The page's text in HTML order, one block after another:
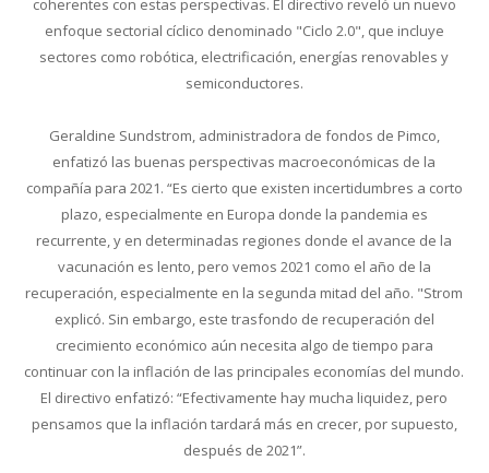
coherentes con estas perspectivas. El directivo reveló un nuevo
enfoque sectorial cíclico denominado "Ciclo 2.0", que incluye
sectores como robótica, electrificación, energías renovables y
semiconductores.
Geraldine Sundstrom, administradora de fondos de Pimco,
enfatizó las buenas perspectivas macroeconómicas de la
compañía para 2021. “Es cierto que existen incertidumbres a corto
plazo, especialmente en Europa donde la pandemia es
recurrente, y en determinadas regiones donde el avance de la
vacunación es lento, pero vemos 2021 como el año de la
recuperación, especialmente en la segunda mitad del año. "Strom
explicó. Sin embargo, este trasfondo de recuperación del
crecimiento económico aún necesita algo de tiempo para
continuar con la inflación de las principales economías del mundo.
El directivo enfatizó: “Efectivamente hay mucha liquidez, pero
pensamos que la inflación tardará más en crecer, por supuesto,
después de 2021”.